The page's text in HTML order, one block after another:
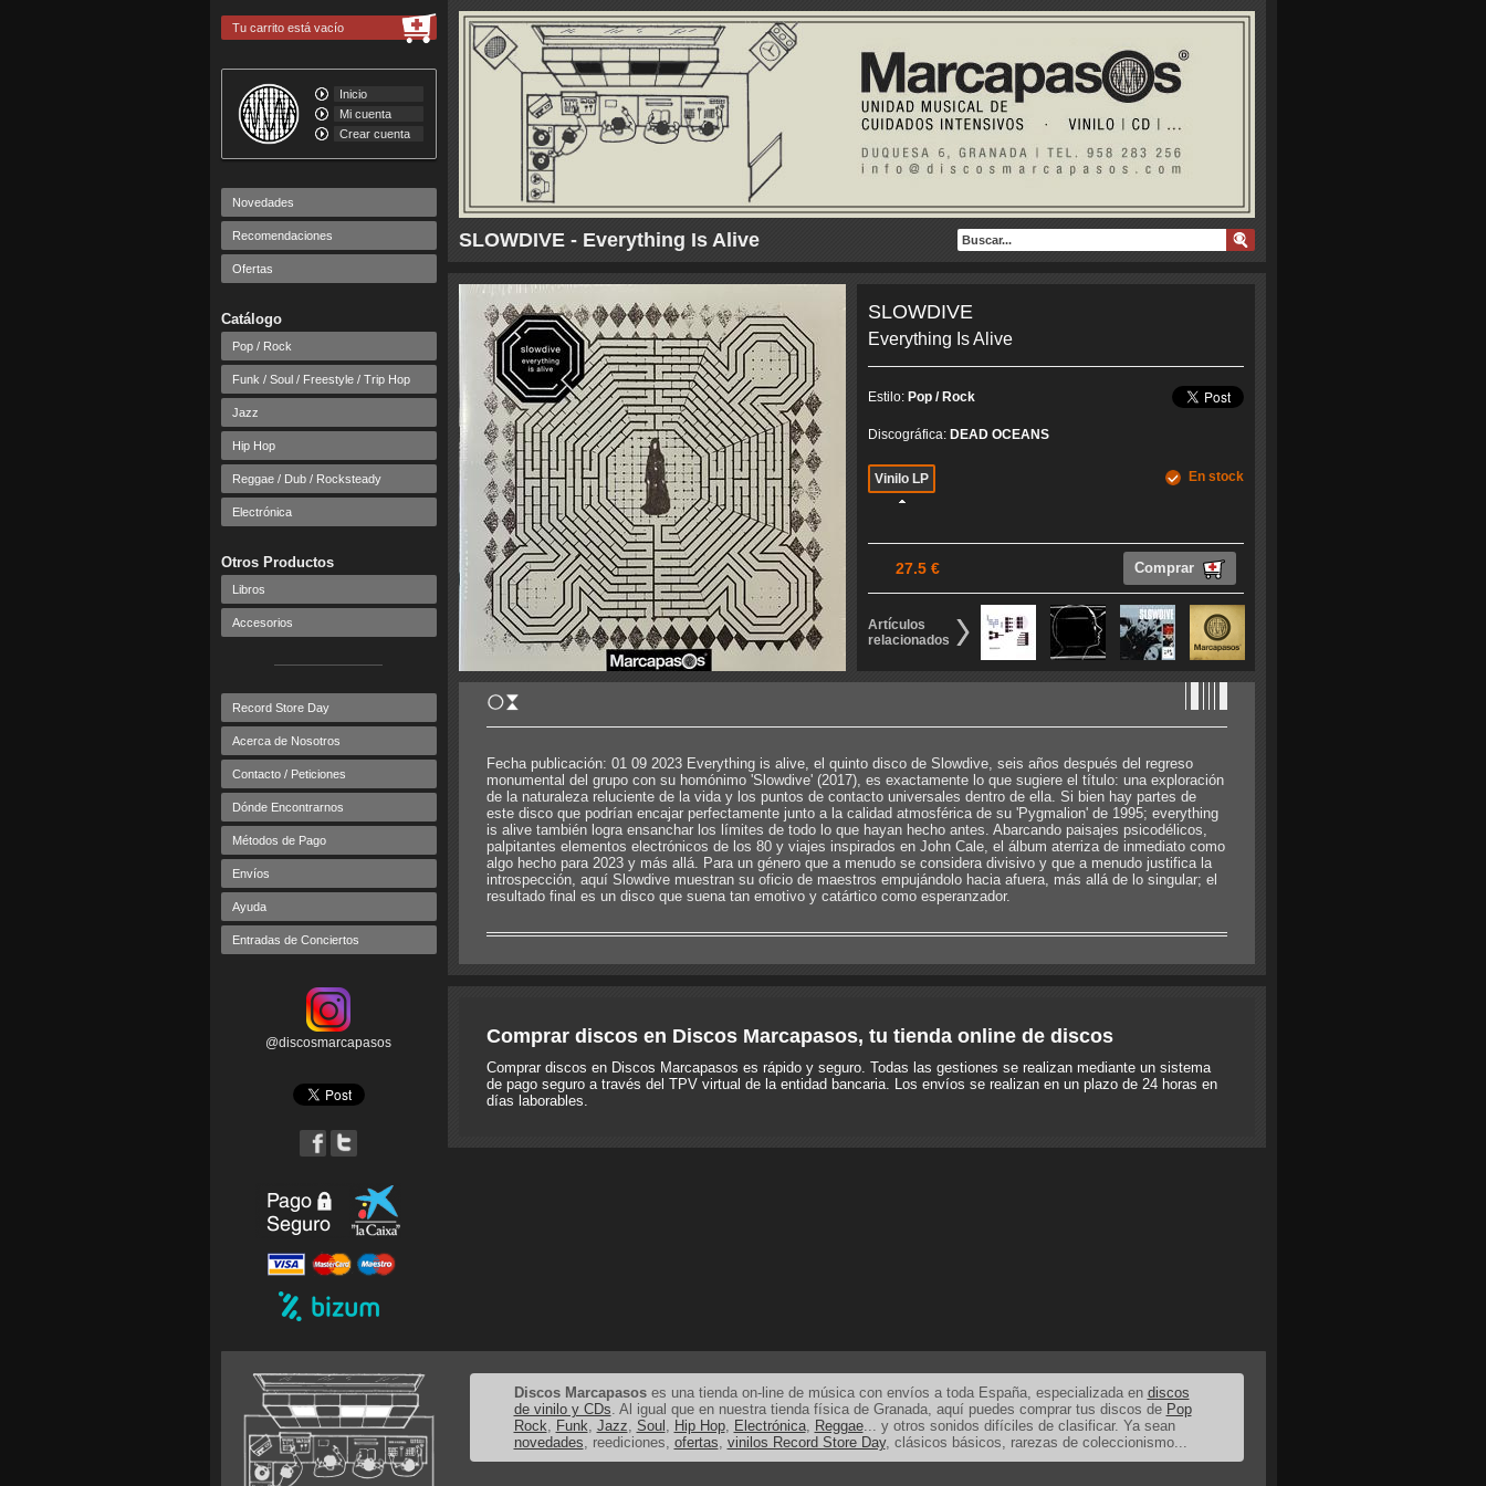
SLOWDIVE - Everything Is Alive
Tu carrito está vacío
Inicio
Mi cuenta
Crear cuenta
Novedades
Recomendaciones
Ofertas
Catálogo
Pop / Rock
Funk / Soul / Freestyle / Trip Hop
Jazz
Hip Hop
Reggae / Dub / Rocksteady
Electrónica
Otros Productos
Libros
Accesorios
Record Store Day
Acerca de Nosotros
Contacto / Peticiones
Dónde Encontrarnos
Métodos de Pago
Envíos
Ayuda
Entradas de Conciertos
@discosmarcapasos
SLOWDIVE
Everything Is Alive
Estilo: Pop / Rock
Discográfica: DEAD OCEANS
Vinilo LP En stock
27.5 € Comprar
Artículos
relacionados
Fecha publicación: 01 09 2023 Everything is alive, el quinto disco de Slowdive, seis años después del regreso
monumental del grupo con su homónimo 'Slowdive' (2017), es exactamente lo que sugiere el título: una exploración
de la naturaleza reluciente de la vida y los puntos de contacto universales dentro de ella. Si bien hay partes de
este disco que podrían encajar perfectamente junto a la calidad atmosférica de su 'Pygmalion' de 1995; everything
is alive también logra ensanchar los límites de todo lo que hayan hecho antes. Abarcando paisajes psicodélicos,
palpitantes elementos electrónicos de los 80 y viajes inspirados en John Cale, el álbum aterriza de inmediato como
algo hecho para 2023 y más allá. Para un género que a menudo se considera divisivo y que a menudo justifica la
introspección, aquí Slowdive muestran su oficio de maestros empujándolo hacia afuera, más allá de lo singular; el
resultado final es un disco que suena tan emotivo y catártico como esperanzador.
Comprar discos en Discos Marcapasos, tu tienda online de discos
Comprar discos en Discos Marcapasos es rápido y seguro. Todas las gestiones se realizan mediante un sistema
de pago seguro a través del TPV virtual de la entidad bancaria. Los envíos se realizan en un plazo de 24 horas en
días laborables.
Discos Marcapasoses una tienda on-line de música con envíos a toda España, especializada en discos
de vinilo y CDs. Al igual que en nuestra tienda física de Granada, aquí puedes comprar tus discos de Pop
Rock, Funk, Jazz, Soul , Hip Hop, Electrónica, Reggae... y otros sonidos difíciles de clasificar. Ya sean
novedades, reediciones, ofertas, vinilos Record Store Day, clásicos básicos, rarezas de coleccionismo...